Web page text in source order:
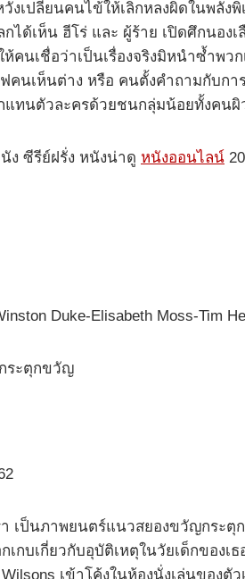
งเปลี่ยนคนไข้ให้เลิกหลงผิดในพลั
ได้เห็น ฮีโร่ และ ผู้ร้าย เปิดศึกนอ
คนเชื่อว่าเป็นเรื่องจริงมิหนำซ้ำพ
ฟคนเห็นต่าง หรือ คนตั้งคำถามกับก
แทนตัวละครด้วยชนกลุ่มน้อยทั้งคนผิ
ง ซีรีย์ฝรั่ง หนังน่าดู หนังออนไลน์
Duke-Elisabeth Moss-Tim
ระตุกขวัญ
า เป็นภาพยนตร์แนวสยองขวัญกระ
เกบเกี่ยวกับอุบัติเหตุในวัยเด็กขอ
เข้าโค้งในห้องนั่งเล่นของ